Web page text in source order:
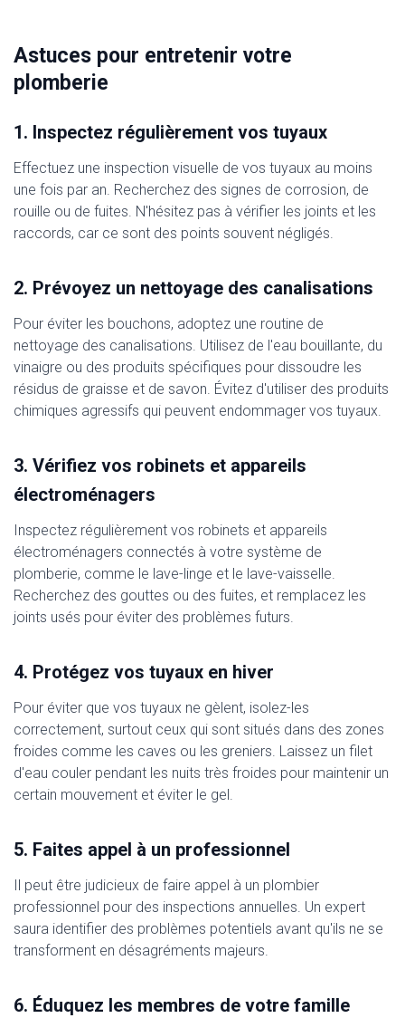
Astuces pour entretenir votre
plomberie
1. Inspectez régulièrement vos tuyaux
Effectuez une inspection visuelle de vos tuyaux au moins
une fois par an. Recherchez des signes de corrosion, de
rouille ou de fuites. N'hésitez pas à vérifier les joints et les
raccords, car ce sont des points souvent négligés.
2. Prévoyez un nettoyage des canalisations
Pour éviter les bouchons, adoptez une routine de
nettoyage des canalisations. Utilisez de l'eau bouillante, du
vinaigre ou des produits spécifiques pour dissoudre les
résidus de graisse et de savon. Évitez d'utiliser des produits
chimiques agressifs qui peuvent endommager vos tuyaux.
3. Vérifiez vos robinets et appareils
électroménagers
Inspectez régulièrement vos robinets et appareils
électroménagers connectés à votre système de
plomberie, comme le lave-linge et le lave-vaisselle.
Recherchez des gouttes ou des fuites, et remplacez les
joints usés pour éviter des problèmes futurs.
4. Protégez vos tuyaux en hiver
Pour éviter que vos tuyaux ne gèlent, isolez-les
correctement, surtout ceux qui sont situés dans des zones
froides comme les caves ou les greniers. Laissez un filet
d'eau couler pendant les nuits très froides pour maintenir un
certain mouvement et éviter le gel.
5. Faites appel à un professionnel
Il peut être judicieux de faire appel à un plombier
professionnel pour des inspections annuelles. Un expert
saura identifier des problèmes potentiels avant qu'ils ne se
transforment en désagréments majeurs.
6. Éduquez les membres de votre famille